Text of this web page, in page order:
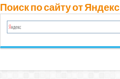
Поиск по сайту от Яндекс